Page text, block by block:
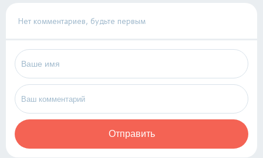
Нет комментариев, будьте первым
Отправить